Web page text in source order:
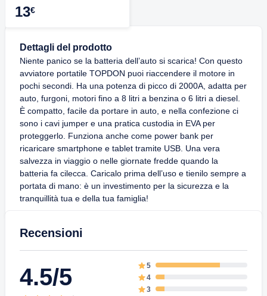
750 - 2 Set Completi Con
Guarnizioni E Accessori
13€
Dettagli del prodotto
Niente panico se la batteria dell’auto si scarica! Con questo
avviatore portatile TOPDON puoi riaccendere il motore in
pochi secondi. Ha una potenza di picco di 2000A, adatta per
auto, furgoni, motori fino a 8 litri a benzina o 6 litri a diesel.
È compatto, facile da portare in auto, e nella confezione ci
sono i cavi jumper e una pratica custodia in EVA per
proteggerlo. Funziona anche come power bank per
ricaricare smartphone e tablet tramite USB. Una vera
salvezza in viaggio o nelle giornate fredde quando la
batteria fa cilecca. Caricalo prima dell’uso e tienilo sempre a
portata di mano: è un investimento per la sicurezza e la
tranquillità tua e della tua famiglia!
Recensioni
4.5/5
5
4
3